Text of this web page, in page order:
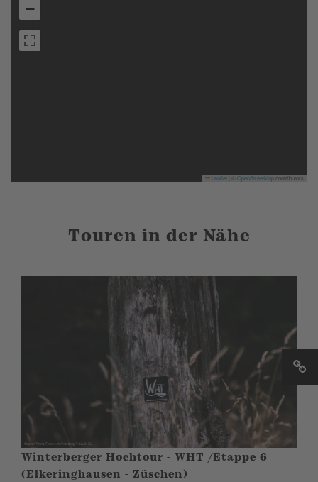
−
Leaflet OpenStreetMapcontributors
Touren in der Nähe
Winterberger Hochtour - WHT /Etappe 6
(Elkeringhausen - Züschen)